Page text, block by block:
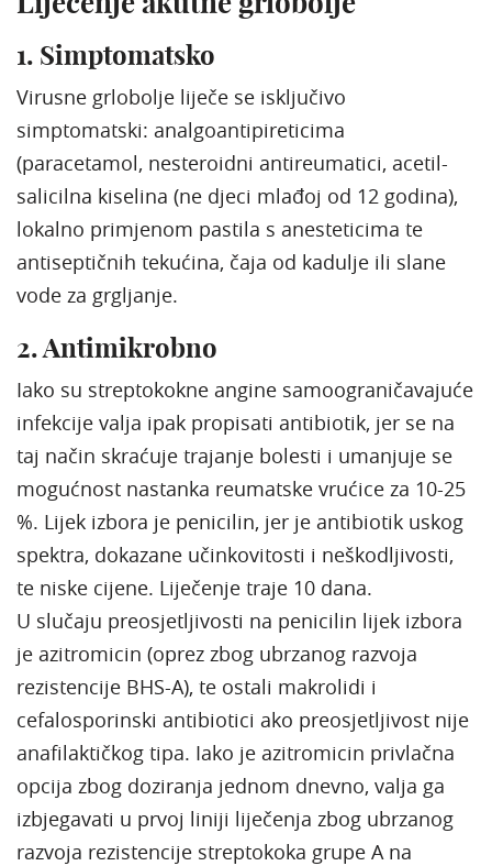
1. Simptomatsko
Virusne grlobolje liječe se isključivo
simptomatski: analgoantipireticima
(paracetamol, nesteroidni antireumatici, acetil-
salicilna kiselina (ne djeci mlađoj od 12 godina),
lokalno primjenom pastila s anesteticima te
antiseptičnih tekućina, čaja od kadulje ili slane
vode za grgljanje.
2. Antimikrobno
Iako su streptokokne angine samoograničavajuće
infekcije valja ipak propisati antibiotik, jer se na
taj način skraćuje trajanje bolesti i umanjuje se
mogućnost nastanka reumatske vrućice za 10-25
%. Lijek izbora je penicilin, jer je antibiotik uskog
spektra, dokazane učinkovitosti i neškodljivosti,
te niske cijene. Liječenje traje 10 dana.
U slučaju preosjetljivosti na penicilin lijek izbora
je azitromicin (oprez zbog ubrzanog razvoja
rezistencije BHS-A), te ostali makrolidi i
cefalosporinski antibiotici ako preosjetljivost nije
anafilaktičkog tipa. Iako je azitromicin privlačna
opcija zbog doziranja jednom dnevno, valja ga
izbjegavati u prvoj liniji liječenja zbog ubrzanog
razvoja rezistencije streptokoka grupe A na